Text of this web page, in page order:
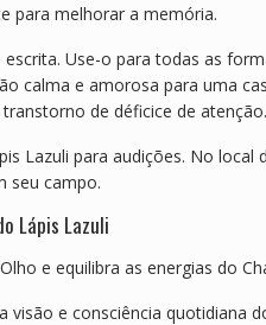
para melhorar a memória.
Use-o para todas as
calma e amorosa para uma
de déficice de atenção.
Lazuli para audições. No
seu campo.
Lápis Lazuli
e equilibra as energias do
e consciência quotidiana